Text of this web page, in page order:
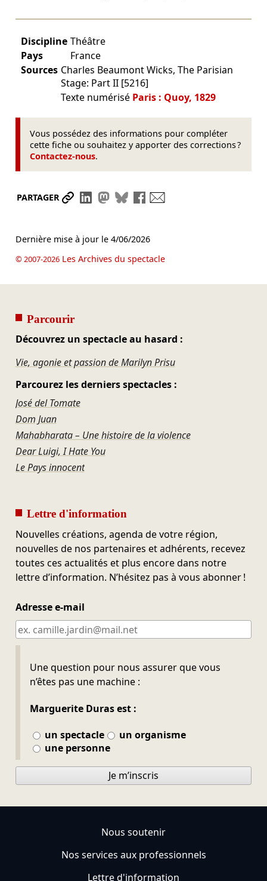
Discipline Théâtre
Pays
France
Sources Charles Beaumont Wicks, The Parisian
Stage: Part II [5216]
Texte numérisé Paris : Quoy, 1829
Vous possédez des informations pour compléter
cette fiche ou souhaitez y apporter des corrections ?
Contactez-nous.
PARTAGER Partager le lien
Partager sur LinkedIn
Partager sur Mastodon
Partager sur Bluesky
Partager sur Facebook
Dernière mise à jour le 4/06/2026
© 2007-2026Les Archives du spectacle
Parcourir
Découvrez un spectacle au hasard :
Vie, agonie et passion de Marilyn Prisu
Parcourez les derniers spectacles :
José del Tomate
Dom Juan
Mahabharata – Une histoire de la violence
Dear Luigi, I Hate You
Le Pays innocent
Lettre d'information
Nouvelles créations, agenda de votre région,
nouvelles de nos partenaires et adhérents, recevez
toutes ces actualités et plus encore dans notre
lettre d’information. N’hésitez pas à vous abonner !
Adresse e-mail
Une question pour nous assurer que vous
n’êtes pas une machine :
Marguerite Duras est :
un spectacle
un organisme
une personne
Ne pas remplir
Je m’inscris
Nous soutenir
Nos services aux professionnels
Lettre d'information